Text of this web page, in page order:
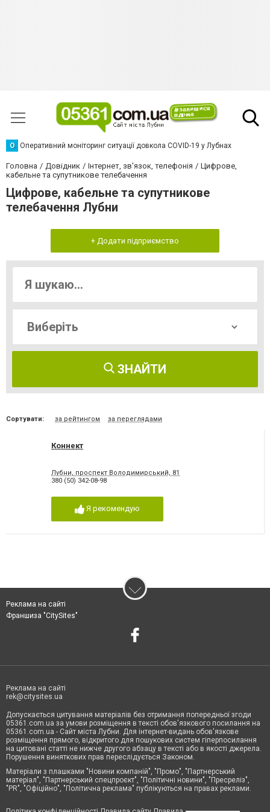
О Оперативний моніторинг ситуації довкола COVID-19 у Лубнах
Головна Довідник Інтернет, зв'язок, телефонія
Цифрове,
кабельне та супутникове телебачення
Цифрове, кабельне та супутникове
телебачення Лубни
+ Додати підприємство
ЗНАЙТИ
Сортувати: за рейтингом за переглядами
Коннект
Лубни, проспект Володимирський, 81
380 (50) 342-08-98
Я рекомендую
Реклама на сайті
Франшиза "CitySites"
Реклама на сайті
rek@citysites.ua
Допускається цитування матеріалів без отримання попередньої згоди
05361.com.ua за умови розміщення в тексті обов'язкового посилання на
05361.com.ua - Сайт міста Лубни. Для інтернет-видань обов'язкове
розміщення прямого, відкритого для пошукових систем гіперпосилання
на цитовані статті не нижче другого абзацу в тексті або в якості джерела.
Порушення виняткових прав переслідується Законом.
Матеріали з плашками "Новини компаній", "Промо", "Партнерський
матеріал", "Партнерський спецпроєкт", "Політичні новини", "Пресреліз",
"PR", "Офіційно", "Політична реклама" публікуються на правах реклами.